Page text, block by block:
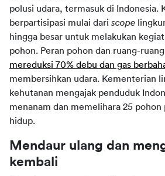
polusi udara, termasuk di Indonesia.
berpartisipasi mulai dari scope
hingga besar untuk melakukan
mereduksi 70% debu dan gas
membersihkan udara. Kementerian
kehutanan mengajak penduduk
menanam dan memelihara 25
hidup.
Mendaur ulang dan
kembali